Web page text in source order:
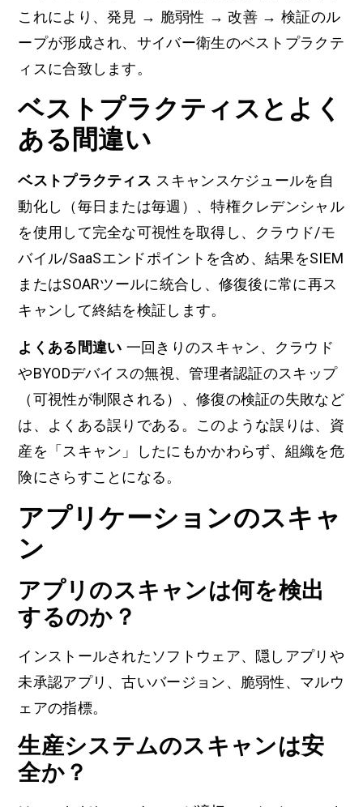
これにより、発見 → 脆弱性 → 改善 → 検証のル
ープが形成され、サイバー衛生のベストプラクテ
ィスに合致します。
ベストプラクティスとよく
ある間違い
ベストプラクティス スキャンスケジュールを自
動化し（毎日または毎週）、特権クレデンシャル
を使用して完全な可視性を取得し、クラウド/モ
バイル/SaaSエンドポイントを含め、結果をSIEM
またはSOARツールに統合し、修復後に常に再ス
キャンして終結を検証します。
よくある間違い 一回きりのスキャン、クラウド
やBYODデバイスの無視、管理者認証のスキップ
（可視性が制限される）、修復の検証の失敗など
は、よくある誤りである。このような誤りは、資
産を「スキャン」したにもかかわらず、組織を危
険にさらすことになる。
アプリケーションのスキャ
ン
アプリのスキャンは何を検出
するのか？
インストールされたソフトウェア、隠しアプリや
未承認アプリ、古いバージョン、脆弱性、マルウ
ェアの指標。
生産システムのスキャンは安
全か？